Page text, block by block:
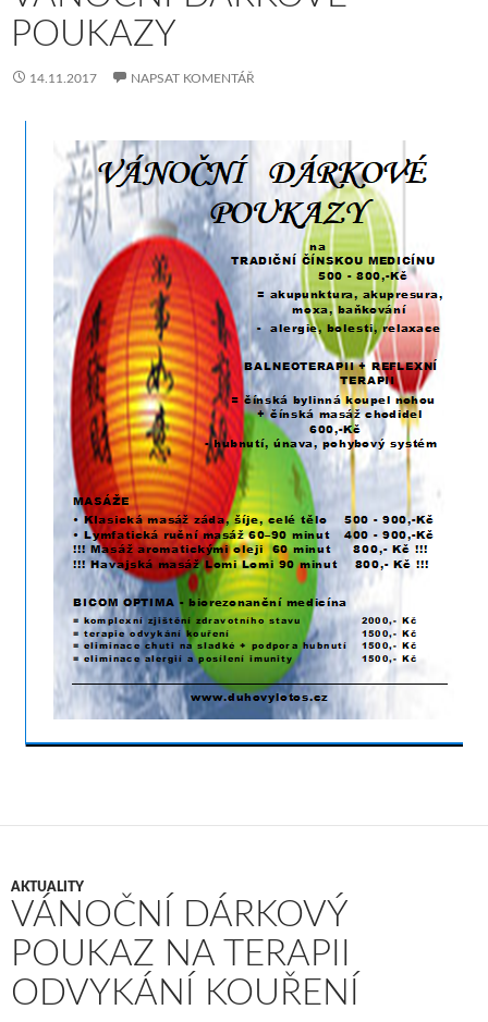
POUKAZY
14.11.2017 NAPSAT KOMENTÁŘ
AKTUALITY
VÁNOČNÍ DÁRKOVÝ
POUKAZ NA TERAPII
ODVYKÁNÍ KOUŘENÍ